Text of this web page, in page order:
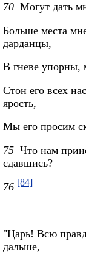
70 Могут дать
Больше места
дарданцы,
В гневе упорны,
Стон его всех
ярость,
Мы его просим
75 Что нам
сдавшись?
76 [84]
"Царь! Всю
дальше,